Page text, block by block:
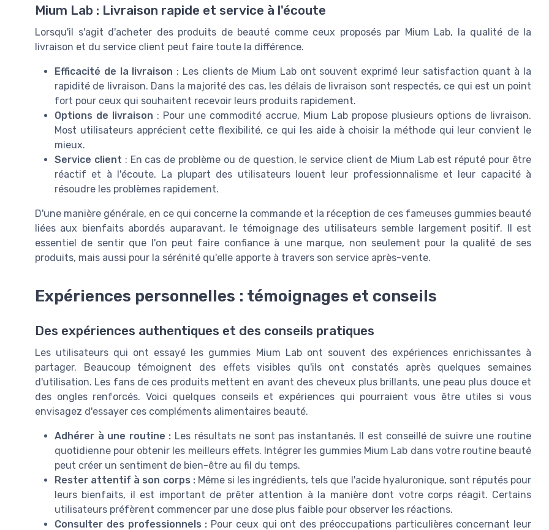
Mium Lab : Livraison rapide et service à l'écoute
Lorsqu'il s'agit d'acheter des produits de beauté comme ceux proposés par Mium Lab, la qualité de la
livraison et du service client peut faire toute la différence.
Efficacité de la livraison : Les clients de Mium Lab ont souvent exprimé leur satisfaction quant à la
rapidité de livraison. Dans la majorité des cas, les délais de livraison sont respectés, ce qui est un point
fort pour ceux qui souhaitent recevoir leurs produits rapidement.
Options de livraison : Pour une commodité accrue, Mium Lab propose plusieurs options de livraison.
Most utilisateurs apprécient cette flexibilité, ce qui les aide à choisir la méthode qui leur convient le
mieux.
Service client : En cas de problème ou de question, le service client de Mium Lab est réputé pour être
réactif et à l'écoute. La plupart des utilisateurs louent leur professionnalisme et leur capacité à
résoudre les problèmes rapidement.
D'une manière générale, en ce qui concerne la commande et la réception de ces fameuses gummies beauté
liées aux bienfaits abordés auparavant, le témoignage des utilisateurs semble largement positif. Il est
essentiel de sentir que l'on peut faire confiance à une marque, non seulement pour la qualité de ses
produits, mais aussi pour la sérénité qu'elle apporte à travers son service après-vente.
Expériences personnelles : témoignages et conseils
Des expériences authentiques et des conseils pratiques
Les utilisateurs qui ont essayé les gummies Mium Lab ont souvent des expériences enrichissantes à
partager. Beaucoup témoignent des effets visibles qu'ils ont constatés après quelques semaines
d'utilisation. Les fans de ces produits mettent en avant des cheveux plus brillants, une peau plus douce et
des ongles renforcés. Voici quelques conseils et expériences qui pourraient vous être utiles si vous
envisagez d'essayer ces compléments alimentaires beauté.
Adhérer à une routine : Les résultats ne sont pas instantanés. Il est conseillé de suivre une routine
quotidienne pour obtenir les meilleurs effets. Intégrer les gummies Mium Lab dans votre routine beauté
peut créer un sentiment de bien-être au fil du temps.
Rester attentif à son corps :Même si les ingrédients, tels que l'acide hyaluronique, sont réputés pour
leurs bienfaits, il est important de prêter attention à la manière dont votre corps réagit. Certains
utilisateurs préfèrent commencer par une dose plus faible pour observer les réactions.
Consulter des professionnels : Pour ceux qui ont des préoccupations particulières concernant leur